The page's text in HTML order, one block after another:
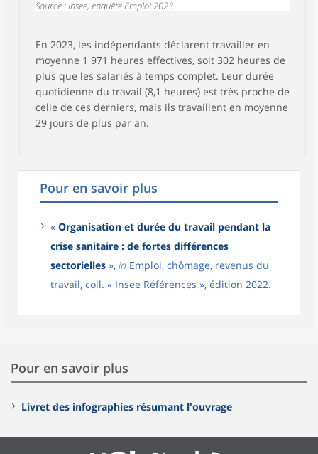
Source : Insee, enquête Emploi 2023.
En 2023, les indépendants déclarent travailler en
moyenne 1 971 heures effectives, soit 302 heures de
plus que les salariés à temps complet. Leur durée
quotidienne du travail (8,1 heures) est très proche de
celle de ces derniers, mais ils travaillent en moyenne
29 jours de plus par an.
Pour en savoir plus
« Organisation et durée du travail pendant la
crise sanitaire : de fortes différences
sectorielles », in Emploi, chômage, revenus du
travail, coll. « Insee Références », édition 2022.
Pour en savoir plus
Livret des infographies résumant l'ouvrage